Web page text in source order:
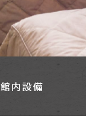
館内設備